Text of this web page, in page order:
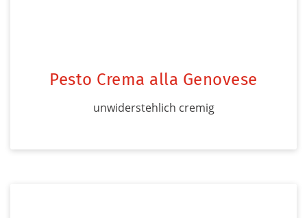
Pesto Crema alla Genovese
unwiderstehlich cremig